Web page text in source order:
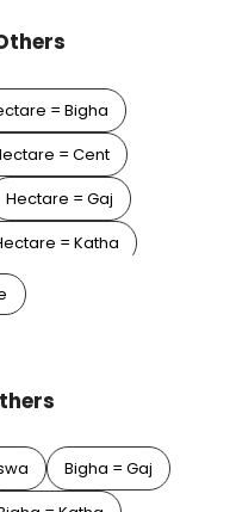
= Bigha
= Cent
Hectare = Gaj
= Katha
= Square Meter
Bigha = Gaj